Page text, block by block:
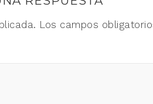
Los campos